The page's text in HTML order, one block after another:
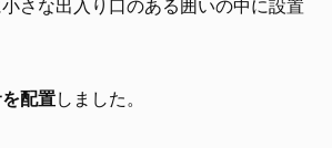
さな出入り口のある囲いの中に設置
配置しました。